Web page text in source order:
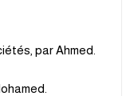
par Ahmed